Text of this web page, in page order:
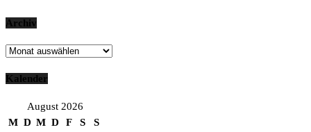
Archiv
Archiv
Kalender
August 2026
M D M D F S
S